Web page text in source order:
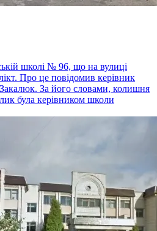
школі № 96, що на вулиці
Про це повідомив керівник
За його словами, колишня
була керівником школи